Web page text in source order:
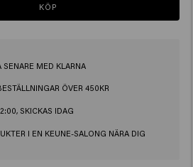
KÖP
SENARE MED KLARNA
ÖVER 450KR
SKICKAS IDAG
I EN KEUNE-SALONG NÄRA DIG